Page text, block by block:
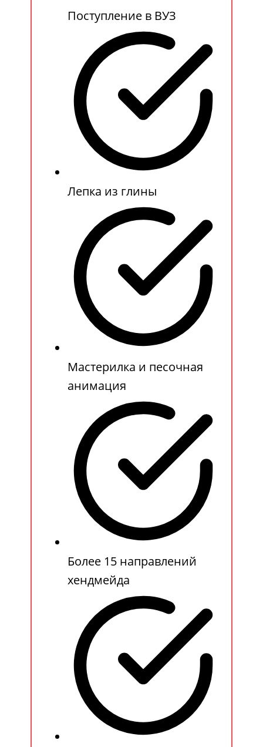
Поступление в ВУЗ
Лепка из глины
Мастерилка и песочная
анимация
Более 15 направлений
хендмейда